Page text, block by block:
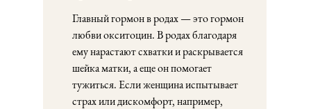
Главный гормон в родах — это гормон
любви окситоцин. В родах благодаря
ему нарастают схватки и раскрывается
шейка матки, а еще он помогает
тужиться. Если женщина испытывает
страх или дискомфорт, например,